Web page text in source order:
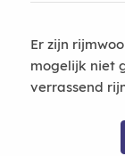
Er zijn
mogelijk niet
verrassend